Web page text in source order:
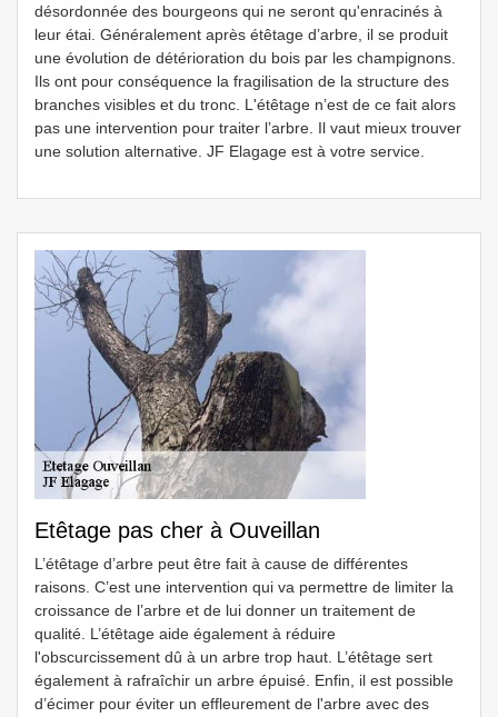
désordonnée des bourgeons qui ne seront qu'enracinés à
leur étai. Généralement après étêtage d’arbre, il se produit
une évolution de détérioration du bois par les champignons.
Ils ont pour conséquence la fragilisation de la structure des
branches visibles et du tronc. L'étêtage n’est de ce fait alors
pas une intervention pour traiter l’arbre. Il vaut mieux trouver
une solution alternative. JF Elagage est à votre service.
Etêtage pas cher à Ouveillan
L’étêtage d’arbre peut être fait à cause de différentes
raisons. C’est une intervention qui va permettre de limiter la
croissance de l’arbre et de lui donner un traitement de
qualité. L’étêtage aide également à réduire
l'obscurcissement dû à un arbre trop haut. L’étêtage sert
également à rafraîchir un arbre épuisé. Enfin, il est possible
d’écimer pour éviter un effleurement de l'arbre avec des